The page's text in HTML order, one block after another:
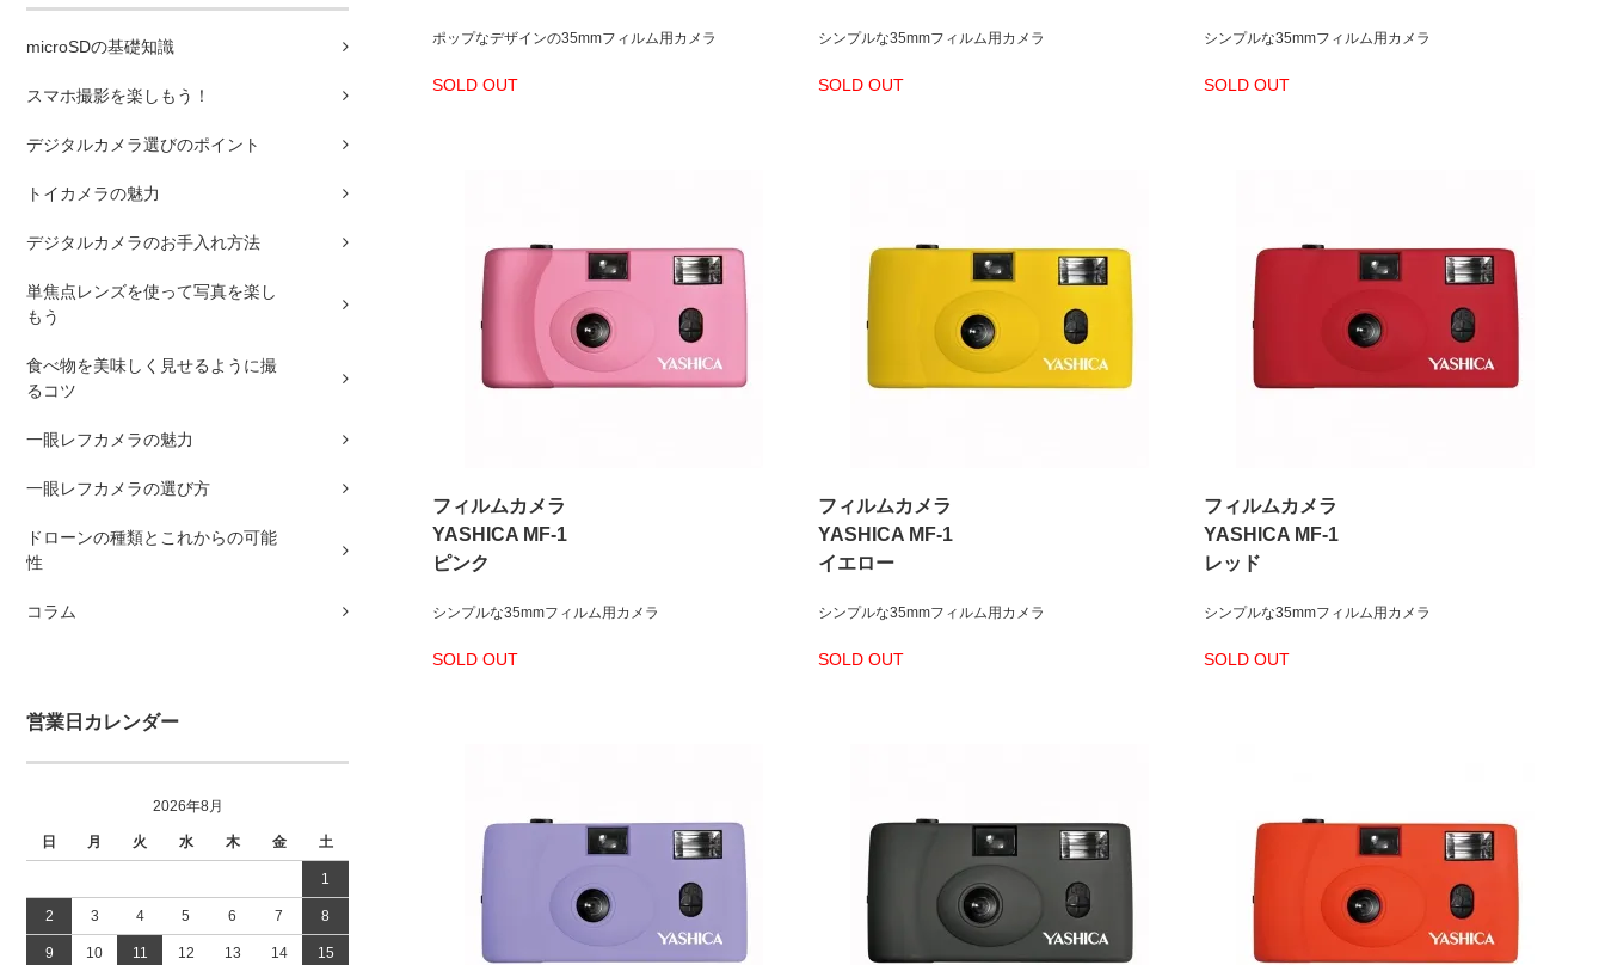
microSDの基礎知識
スマホ撮影を楽しもう！
デジタルカメラ選びのポイント
トイカメラの魅力
デジタルカメラのお手入れ方法
単焦点レンズを使って写真を楽し
もう
食べ物を美味しく見せるように撮
るコツ
一眼レフカメラの魅力
一眼レフカメラの選び方
ドローンの種類とこれからの可能
性
コラム
営業日カレンダー
2026年8月
日 月 火 水 木 金 土
1
2 3 4 5 6 7 8
9 10 11 12 13 14 15
ポップなデザインの35mmフィルム用カメラ
SOLD OUT
シンプルな35mmフィルム用カメラ
SOLD OUT
シンプルな35mmフィルム用カメラ
SOLD OUT
フィルムカメラ
YASHICA MF-1
ピンク
シンプルな35mmフィルム用カメラ
SOLD OUT
フィルムカメラ
YASHICA MF-1
イエロー
シンプルな35mmフィルム用カメラ
SOLD OUT
フィルムカメラ
YASHICA MF-1
レッド
シンプルな35mmフィルム用カメラ
SOLD OUT